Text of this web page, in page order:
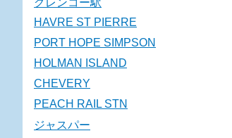
グレンコー駅
HAVRE ST PIERRE
PORT HOPE SIMPSON
HOLMAN ISLAND
CHEVERY
PEACH RAIL STN
ジャスパー